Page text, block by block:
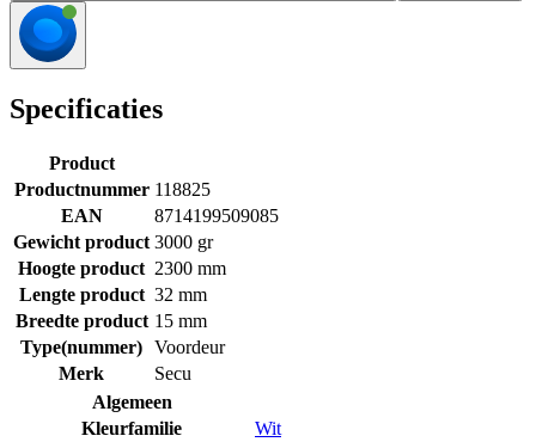
Specificaties
Product
Productnummer 118825
EAN
8714199509085
Gewicht product 3000 gr
Hoogte product 2300 mm
Lengte product 32 mm
Breedte product 15 mm
Type(nummer) Voordeur
Merk
Secu
Algemeen
Kleurfamilie
Wit